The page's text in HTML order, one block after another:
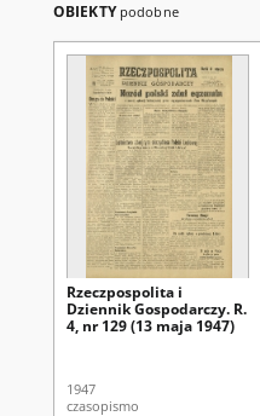
OBIEKTY podobne
Rzeczpospolita i
Dziennik Gospodarczy. R.
4, nr 129 (13 maja 1947)
1947
czasopismo